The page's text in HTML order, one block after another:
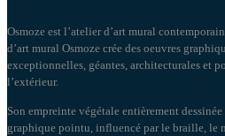
Osmoze est l’atelier d’art mural
d’art mural Osmoze crée des oeuvres
exceptionnelles, géantes, architecturales et
l’extérieur.
Son empreinte végétale entièrement
graphique pointu, influencé par le braille, le